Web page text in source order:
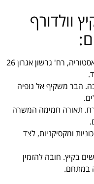
וולדורף
קומה 4 של מלון וולדורף אסטוריה, רח' גרשון אגרון 26
הבר משקיף אל נופיה
תאורה חמימה המשרה
ומקסיקניות, לצד
בקיץ. חובה להזמין
במתחם.